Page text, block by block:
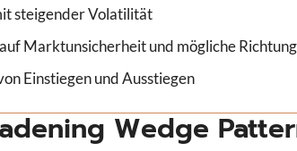
steigender Volatilität
Marktunsicherheit und mögliche
Einstiegen und Ausstiegen
Wedge